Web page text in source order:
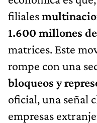
filiales
1.600 millones
matrices. Este
rompe con una
bloqueos y
oficial, una señal
empresas